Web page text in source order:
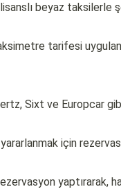
beyaz taksilerle
tarifesi
Sixt ve Europcar
için
yaptırarak,